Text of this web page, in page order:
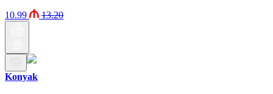
10.99 13.20
Konyak